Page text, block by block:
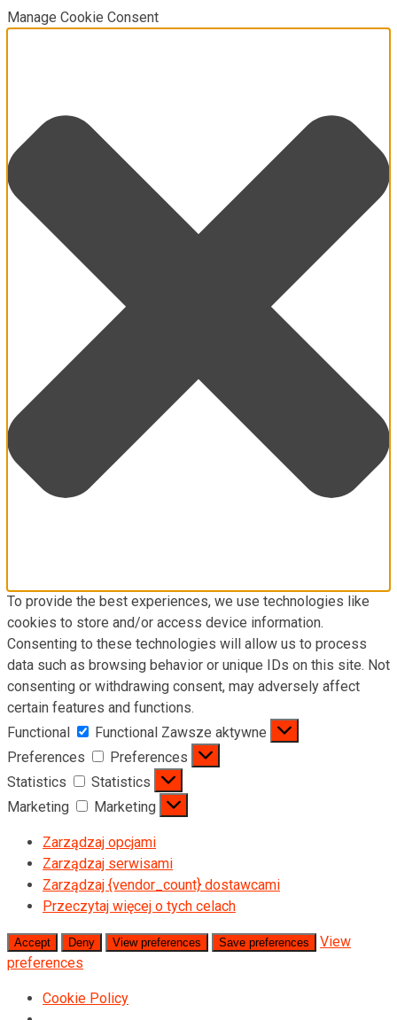
Manage Cookie Consent
To provide the best experiences, we use technologies like
cookies to store and/or access device information.
Consenting to these technologies will allow us to process
data such as browsing behavior or unique IDs on this site. Not
consenting or withdrawing consent, may adversely affect
certain features and functions.
Functional
Functional Zawsze aktywne
Preferences
Preferences
Statistics
Statistics
Marketing
Marketing
Zarządzaj opcjami
Zarządzaj serwisami
Zarządzaj {vendor_count} dostawcami
Przeczytaj więcej o tych celach
Accept Deny View preferences Save preferences
View
preferences
Cookie Policy